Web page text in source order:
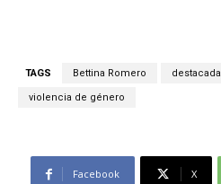
TAGS Bettina Romero destacada
violencia de género
Facebook X